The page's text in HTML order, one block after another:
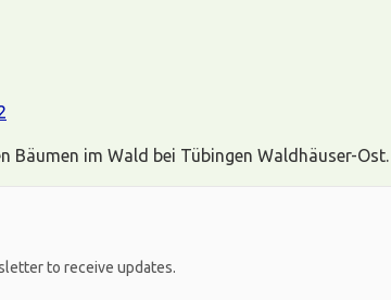
Bäumen im Wald bei Tübingen Waldhäuser-
to receive updates.